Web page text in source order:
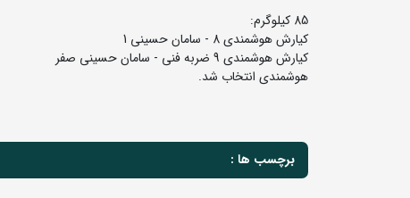
85 کیلوگرم:
کیارش هوشمندی 8 - سامان حسینی 1
کیارش هوشمندی 9 ضربه فنی - سامان حسینی صفر
هوشمندی انتخاب شد.
برچسب ها :